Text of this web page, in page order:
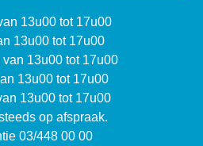
13u00 tot 17u00
13u00 tot 17u00
13u00 tot 17u00
13u00 tot 17u00
13u00 tot 17u00
op afspraak.
03/448 00 00